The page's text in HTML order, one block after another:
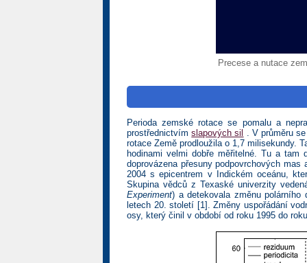
Precese a nutace
Perioda zemské rotace se pomalu a
prostřednictvímslapových sil . V průměru
rotace Země prodloužila o 1,7 milisekundy.
hodinami velmi dobře měřitelné. Tu a tam
doprovázena přesuny podpovrchových
2004 s epicentrem v Indickém oceánu,
Skupina vědců z Texaské univerzity
Experiment) a detekovala změnu
letech 20. století [1]. Změny uspořádání
osy, který činil v období od roku 1995 do